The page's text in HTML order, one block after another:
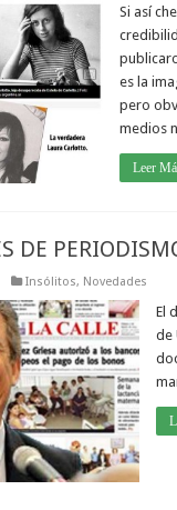
Si así
es la
pero
medios
Leer
DE
Insólitos, Novedades
El
de